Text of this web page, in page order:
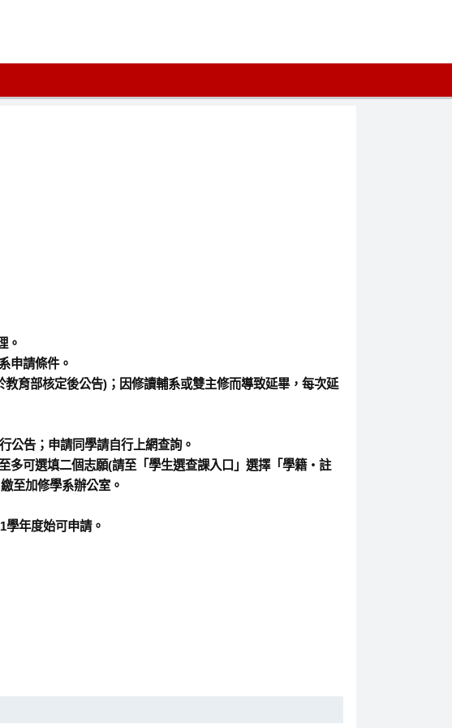
。
申請條件。
育部核定後公告)；因修讀輔系或雙主修而導致延畢，每次延
公告；申請同學請自行上網查詢。
可選填二個志願(請至「學生選查課入口」選擇「學籍‧註
至加修學系辦公室。
年度始可申請。